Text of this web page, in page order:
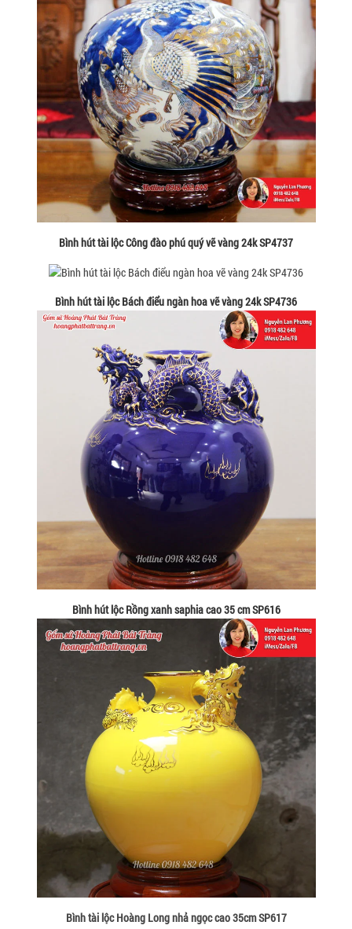
Bình hút tài lộc Công đào phú quý vẽ vàng 24k SP4737
Bình hút tài lộc Bách điểu ngàn hoa vẽ vàng 24k SP4736
Bình hút lộc Rồng xanh saphia cao 35 cm SP616
Bình tài lộc Hoàng Long nhả ngọc cao 35cm SP617